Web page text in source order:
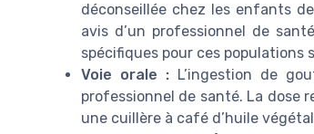
déconseillée chez les enfants
avis d’un professionnel de
spécifiques pour ces populations
Voie orale : L’ingestion de
professionnel de santé. La dose
une cuillère à café d’huile